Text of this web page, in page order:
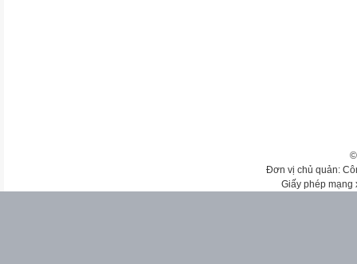
Đơn vị chủ quản:
Giấy phép mạng